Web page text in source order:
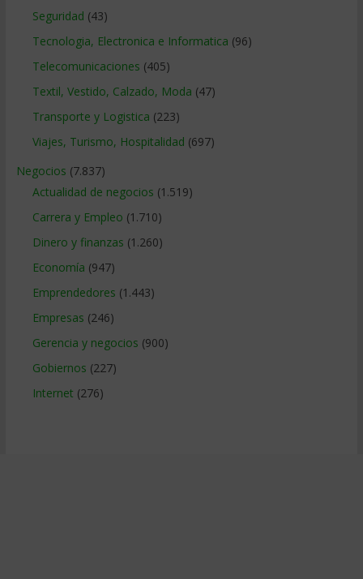
Seguridad (43)
Tecnologia, Electronica e Informatica (96)
Telecomunicaciones (405)
Textil, Vestido, Calzado, Moda (47)
Transporte y Logistica (223)
Viajes, Turismo, Hospitalidad (697)
Negocios (7.837)
Actualidad de negocios (1.519)
Carrera y Empleo (1.710)
Dinero y finanzas (1.260)
Economía (947)
Emprendedores (1.443)
Empresas (246)
Gerencia y negocios (900)
Gobiernos (227)
Internet (276)